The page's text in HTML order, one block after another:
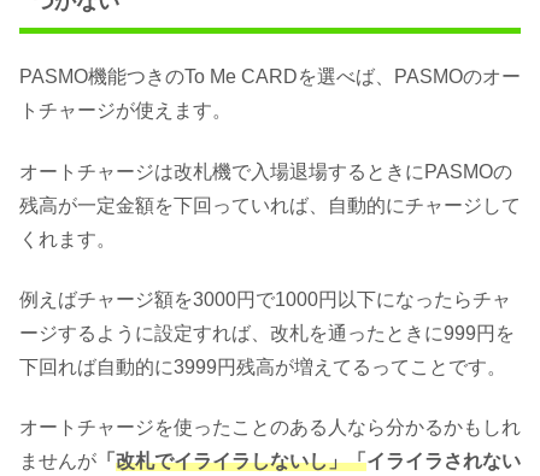
PASMO機能つきのTo Me CARDを選べば、PASMOのオー
トチャージが使えます。
オートチャージは改札機で入場退場するときにPASMOの
残高が一定金額を下回っていれば、自動的にチャージして
くれます。
例えばチャージ額を3000円で1000円以下になったらチャ
ージするように設定すれば、改札を通ったときに999円を
下回れば自動的に3999円残高が増えてるってことです。
オートチャージを使ったことのある人なら分かるかもしれ
ませんが 「 改札でイライラしないし」「イライラされない